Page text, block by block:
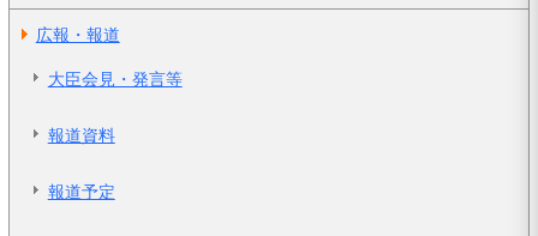
広報・報道
大臣会見・発言等
報道資料
報道予定